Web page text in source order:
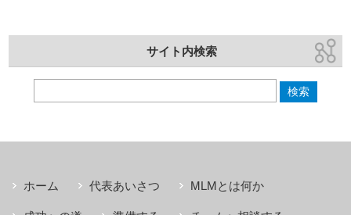
サイト内検索
ホーム 代表あいさつ MLMとは何か